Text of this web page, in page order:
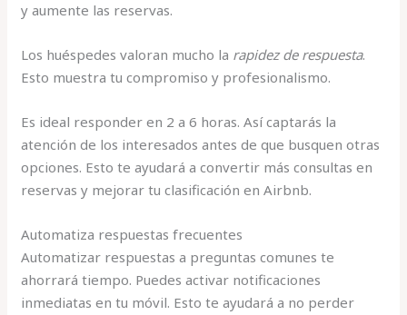
y aumente las reservas.
Los huéspedes valoran mucho la rapidez de respuesta.
Esto muestra tu compromiso y profesionalismo.
Es ideal responder en 2 a 6 horas. Así captarás la
atención de los interesados antes de que busquen otras
opciones. Esto te ayudará a convertir más consultas en
reservas y mejorar tu clasificación en Airbnb.
Automatiza respuestas frecuentes
Automatizar respuestas a preguntas comunes te
ahorrará tiempo. Puedes activar notificaciones
inmediatas en tu móvil. Esto te ayudará a no perder